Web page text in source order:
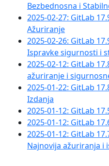
Bezbednosna i
2025-02-27: GitLab
Ažuriranje
2025-02-26: GitLab
Ispravke sigurnosti i
2025-02-12: GitLab
ažuriranje i
2025-01-22: GitLab
Izdanja
2025-01-12: GitLab
2025-01-12: GitLab
2025-01-12: GitLab
Najnovija ažuriranja i